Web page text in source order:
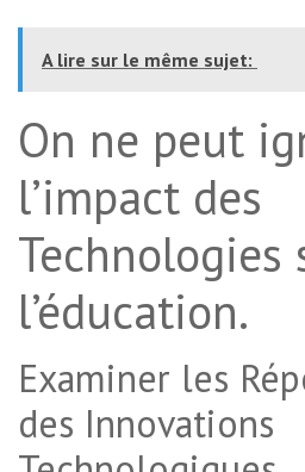
A lire sur le même sujet:
On ne peut
l’impact des
Technologies
l’éducation.
Examiner les
des Innovations